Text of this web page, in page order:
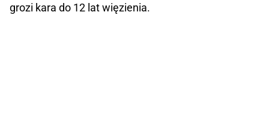
grozi kara do 12 lat więzienia.